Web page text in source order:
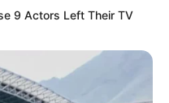
auch dank der Stiftskirche
9 Actors Left Their TV